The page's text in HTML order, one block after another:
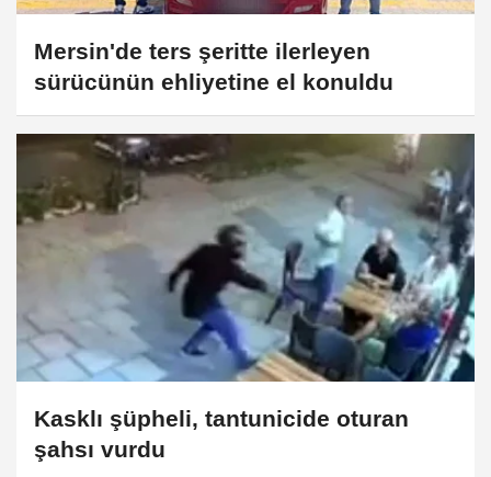
Mersin'de ters şeritte ilerleyen
sürücünün ehliyetine el konuldu
Kasklı şüpheli, tantunicide oturan
şahsı vurdu